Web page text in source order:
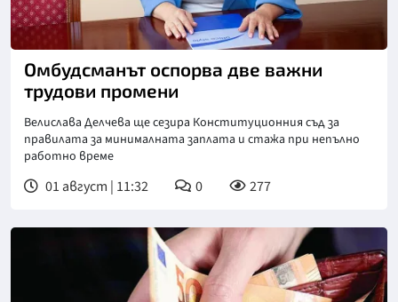
Омбудсманът оспорва две важни
трудови промени
Велислава Делчева ще сезира Конституционния съд за
правилата за минималната заплата и стажа при непълно
работно време
01 август | 11:32 0 277